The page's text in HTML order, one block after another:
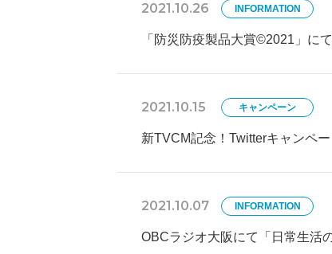
2021.10.26 INFORMATION
「防災防疫製品大賞©2021」に
2021.10.15 キャンペーン
新TVCM記念！Twitterキャンペ
2021.10.07 INFORMATION
OBCラジオ大阪にて「日常生活